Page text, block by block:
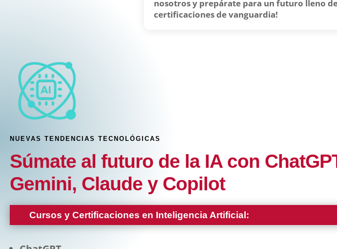
nosotros y prepárate para un futuro lleno
certificaciones de vanguardia!
NUEVAS TENDENCIAS TECNOLÓGICAS
Súmate al futuro de la IA con
Gemini, Claude y Copilot
Cursos y Certificaciones en Inteligencia Artificial: